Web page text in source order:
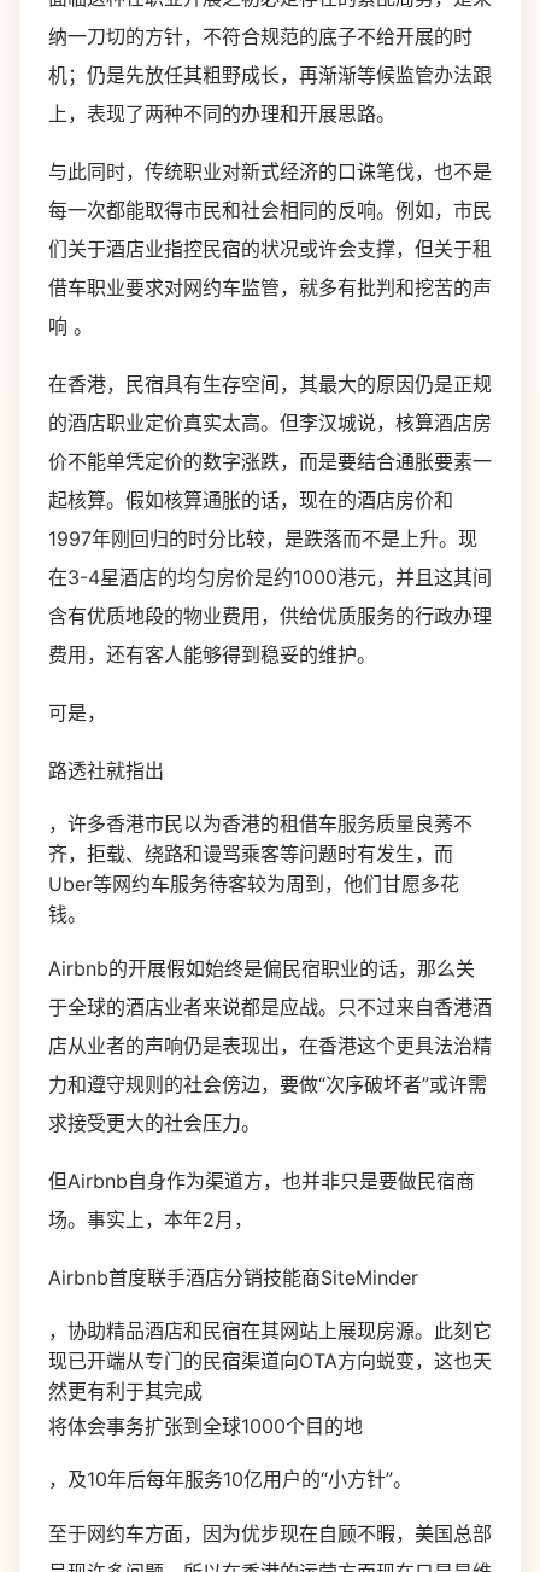
纳一刀切的方针，不符合规范的底子不给开展的时
机；仍是先放任其粗野成长，再渐渐等候监管办法跟
上，表现了两种不同的办理和开展思路。
与此同时，传统职业对新式经济的口诛笔伐，也不是
每一次都能取得市民和社会相同的反响。例如，市民
们关于酒店业指控民宿的状况或许会支撑，但关于租
借车职业要求对网约车监管，就多有批判和挖苦的声
响 。
在香港，民宿具有生存空间，其最大的原因仍是正规
的酒店职业定价真实太高。但李汉城说，核算酒店房
价不能单凭定价的数字涨跌，而是要结合通胀要素一
起核算。假如核算通胀的话，现在的酒店房价和
1997年刚回归的时分比较，是跌落而不是上升。现
在3-4星酒店的均匀房价是约1000港元，并且这其间
含有优质地段的物业费用，供给优质服务的行政办理
费用，还有客人能够得到稳妥的维护。
可是，
路透社就指出
，许多香港市民以为香港的租借车服务质量良莠不
齐，拒载、绕路和谩骂乘客等问题时有发生，而
Uber等网约车服务待客较为周到，他们甘愿多花
钱。
Airbnb的开展假如始终是偏民宿职业的话，那么关
于全球的酒店业者来说都是应战。只不过来自香港酒
店从业者的声响仍是表现出，在香港这个更具法治精
力和遵守规则的社会傍边，要做“次序破坏者”或许需
求接受更大的社会压力。
但Airbnb自身作为渠道方，也并非只是要做民宿商
场。事实上，本年2月，
Airbnb首度联手酒店分销技能商SiteMinder
，协助精品酒店和民宿在其网站上展现房源。此刻它
现已开端从专门的民宿渠道向OTA方向蜕变，这也天
然更有利于其完成
将体会事务扩张到全球1000个目的地
，及10年后每年服务10亿用户的“小方针”。
至于网约车方面，因为优步现在自顾不暇，美国总部